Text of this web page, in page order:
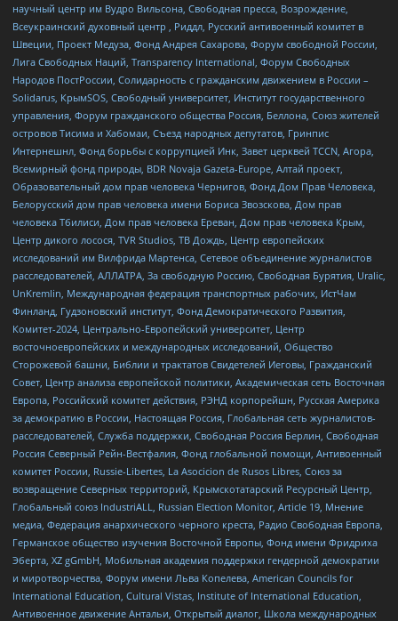
научный центр им Вудро Вильсона, Свободная пресса, Возрождение,
Всеукраинский духовный центр , Риддл, Русский антивоенный комитет в
Швеции, Проект Медуза, Фонд Андрея Сахарова, Форум свободной России,
Лига Свободных Наций, Transparеncy International, Форум Свободных
Народов ПостРоссии, Солидарность с гражданским движением в России –
Solidarus, КрымSOS, Свободный университет, Институт государственного
управления, Форум гражданского общества Россия, Беллона, Союз жителей
островов Тисима и Хабомаи, Съезд народных депутатов, Гринпис
Интернешнл, Фонд борьбы с коррупцией Инк, Завет церквей TCCN, Агора,
Всемирный фонд природы, BDR Novaja Gazeta-Europe, Алтай проект,
Образовательный дом прав человека Чернигов, Фонд Дом Прав Человека,
Белорусский дом прав человека имени Бориса Звозскова, Дом прав
человека Тбилиси, Дом прав человека Ереван, Дом прав человека Крым,
Центр дикого лосося, TVR Studios, ТВ Дождь, Центр европейских
исследований им Вилфрида Мартенса, Сетевое объединение журналистов
расследователей, АЛЛАТРА, За свободную Россию, Свободная Бурятия, Uralic,
UnKremlin, Международная федерация транспортных рабочих, ИстЧам
Финланд, Гудзоновский институт, Фонд Демократического Развития,
Комитет-2024, Центрально-Европейский университет, Центр
восточноевропейских и международных исследований, Общество
Сторожевой башни, Библии и трактатов Свидетелей Иеговы, Гражданский
Совет, Центр анализа европейской политики, Академическая сеть Восточная
Европа, Российский комитет действия, РЭНД корпорейшн, Русская Америка
за демократию в России, Настоящая Россия, Глобальная сеть журналистов-
расследователей, Служба поддержки, Свободная Россия Берлин, Свободная
Россия Северный Рейн-Вестфалия, Фонд глобальной помощи, Антивоенный
комитет России, Russie-Libertes, La Asocicion de Rusos Libres, Союз за
возвращение Северных территорий, Крымскотатарский Ресурсный Центр,
Глобальный союз IndustriALL, Russian Election Monitor, Article 19, Мнение
медиа, Федерация анархического черного креста, Радио Свободная Европа,
Германское общество изучения Восточной Европы, Фонд имени Фридриха
Эберта, XZ gGmbH, Мобильная академия поддержки гендерной демократии
и миротворчества, Форум имени Льва Копелева, American Councils for
International Education, Cultural Vistas, Institute of International Education,
Антивоенное движение Антальи, Открытый диалог, Школа международных